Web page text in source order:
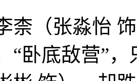
（张淼怡 饰
“卧底敌营”